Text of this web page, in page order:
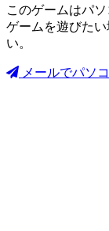
このゲームはパ
ゲームを遊びた
い。
メールでパソ